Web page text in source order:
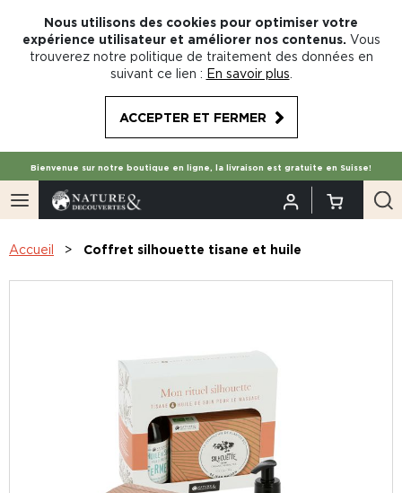
Nous utilisons des cookies pour optimiser votre
expérience utilisateur et améliorer nos contenus. Vous
trouverez notre politique de traitement des données en
suivant ce lien : En savoir plus
ACCEPTER ET FERMER
Bienvenue sur notre boutique en ligne, la livraison est gratuite en Suisse!
Accueil Coffret silhouette tisane et huile